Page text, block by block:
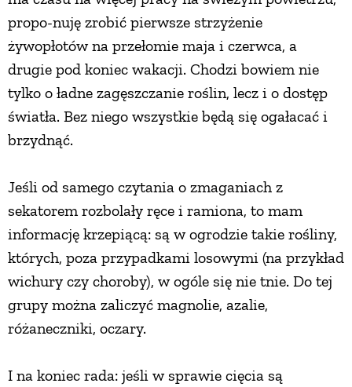
propo-nuję zrobić pierwsze strzyżenie
żywopłotów na przełomie maja i czerwca, a
drugie pod koniec wakacji. Chodzi bowiem nie
tylko o ładne zagęszczanie roślin, lecz i o dostęp
światła. Bez niego wszystkie będą się ogałacać i
brzydnąć.
Jeśli od samego czytania o zmaganiach z
sekatorem rozbolały ręce i ramiona, to mam
informację krzepiącą: są w ogrodzie takie rośliny,
których, poza przypadkami losowymi (na przykład
wichury czy choroby), w ogóle się nie tnie. Do tej
grupy można zaliczyć magnolie, azalie,
różaneczniki, oczary.
I na koniec rada: jeśli w sprawie cięcia są